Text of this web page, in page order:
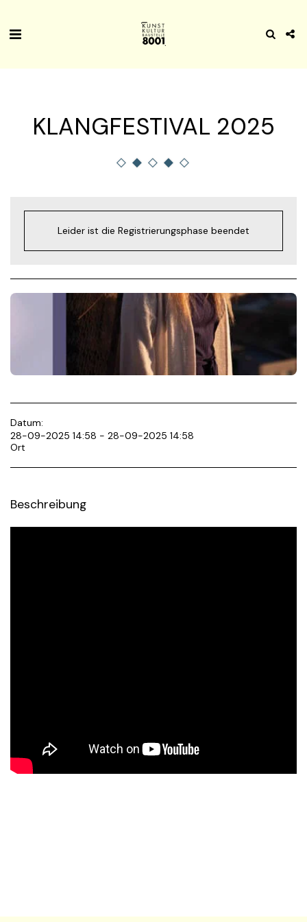
KLANGFESTIVAL 2025
Leider ist die Registrierungsphase beendet
Datum:
28-09-2025 14:58 - 28-09-2025 14:58
Ort
Beschreibung